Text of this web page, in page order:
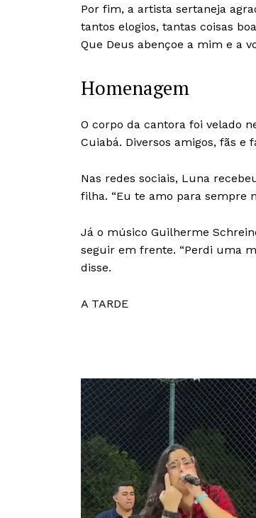
Por fim, a artista sertaneja
tantos elogios, tantas coisas
Que Deus abençoe a mim e a
Homenagem
O corpo da cantora foi velado
Cuiabá. Diversos amigos, fãs
Nas redes sociais, Luna
filha. “Eu te amo para sempre
Já o músico Guilherme
seguir em frente. “Perdi uma
disse.
A TARDE